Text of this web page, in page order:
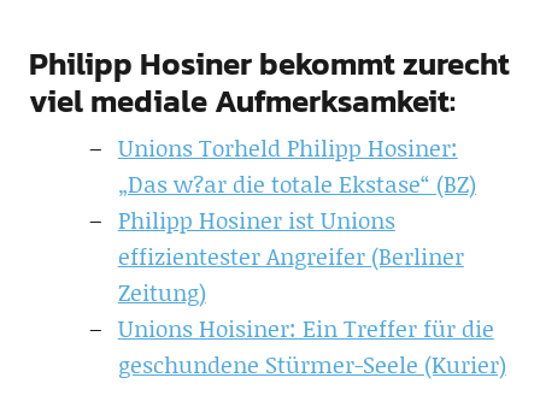
Philipp Hosiner bekommt zurecht
viel mediale Aufmerksamkeit:
Unions Torheld Philipp Hosiner:
„Das w?ar die totale Ekstase“ (BZ)
Philipp Hosiner ist Unions
effizientester Angreifer (Berliner
Zeitung)
Unions Hoisiner: Ein Treffer für die
geschundene Stürmer-Seele (Kurier)